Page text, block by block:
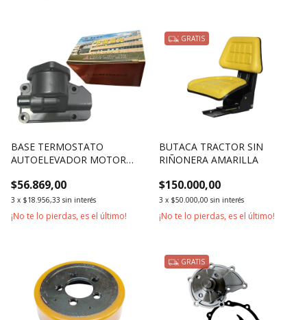
BASE TERMOSTATO
AUTOELEVADOR MOTOR
$56.869,00
3 x $18.956,33 sin interés
¡No te lo pierdas, es el último!
GRATIS
BUTACA TRACTOR SIN
RIÑONERA AMARILLA
$150.000,00
3 x $50.000,00 sin interés
¡No te lo pierdas, es el último!
GRATIS